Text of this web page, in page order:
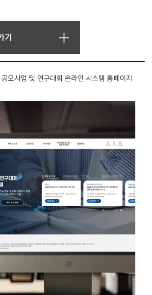
기
모사업 및 연구대회 온라인 시스템 홈페이지